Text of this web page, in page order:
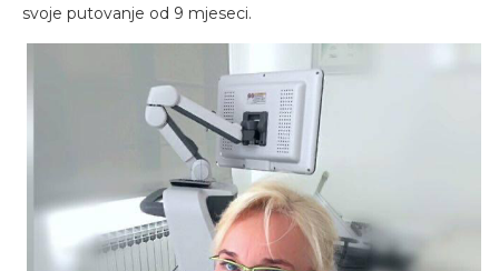
svoje putovanje od 9 mjeseci.